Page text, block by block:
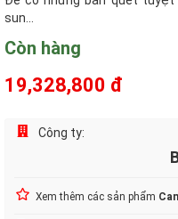
sun...
Còn hàng
19,328,800 đ
Công ty:
Xem thêm các sản phẩm